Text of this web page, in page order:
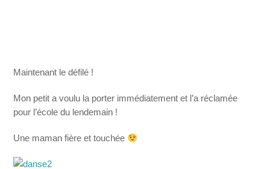
Maintenant le défilé !
Mon petit a voulu la porter immédiatement et l’a réclamée
pour l’école du lendemain !
Une maman fière et touchée